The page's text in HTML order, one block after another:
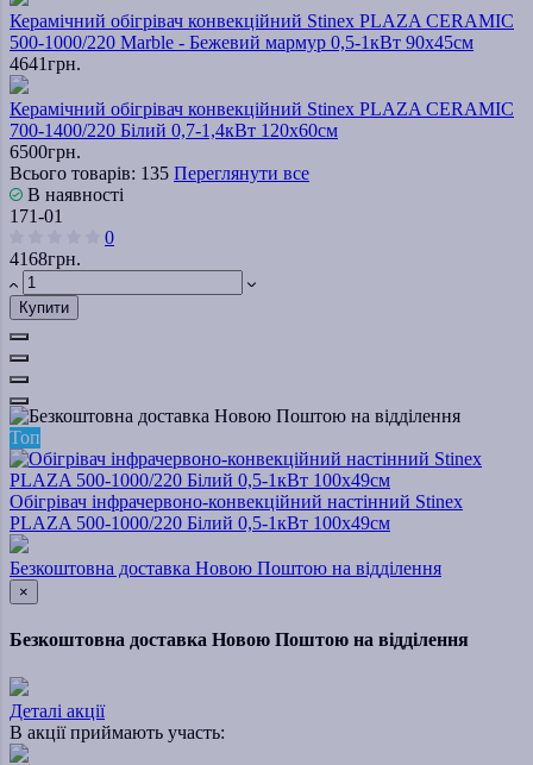
Керамічний обігрівач конвекційний Stinex PLAZA CERAMIC
500-1000/220 Marble - Бежевий мармур 0,5-1кВт 90х45см
4641грн.
Керамічний обігрівач конвекційний Stinex PLAZA CERAMIC
700-1400/220 Білий 0,7-1,4кВт 120х60см
6500грн.
Всього товарів: 135 Переглянути все
В наявності
171-01
0
4168грн.
Купити
Топ
Обігрівач інфрачервоно-конвекційний настінний Stinex
PLAZA 500-1000/220 Білий 0,5-1кВт 100х49см
Безкоштовна доставка Новою Поштою на відділення
×
Безкоштовна доставка Новою Поштою на відділення
Деталі акції
В акції приймають участь: